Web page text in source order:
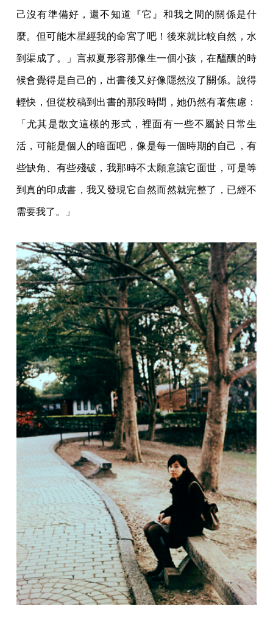
己沒有準備好，還不知道『它』和我之間的關係是什
麼。但可能木星經我的命宮了吧！後來就比較自然，水
到渠成了。」言叔夏形容那像生一個小孩，在醞釀的時
候會覺得是自己的，出書後又好像隱然沒了關係。說得
輕快，但從校稿到出書的那段時間，她仍然有著焦慮：
「尤其是散文這樣的形式，裡面有一些不屬於日常生
活，可能是個人的暗面吧，像是每一個時期的自己，有
些缺角、有些殘破，我那時不太願意讓它面世，可是等
到真的印成書，我又發現它自然而然就完整了，已經不
需要我了。」